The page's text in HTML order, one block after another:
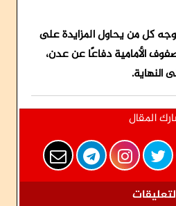
كل من يحاول المزايدة على
الأمامية دفاعًا عن عدن،
المقال